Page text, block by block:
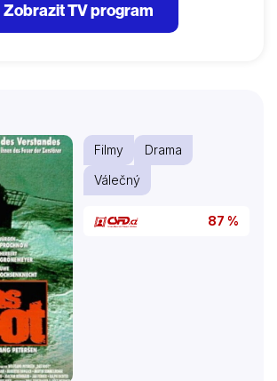
Zobrazit TV program
Filmy
Drama
Válečný
87 %